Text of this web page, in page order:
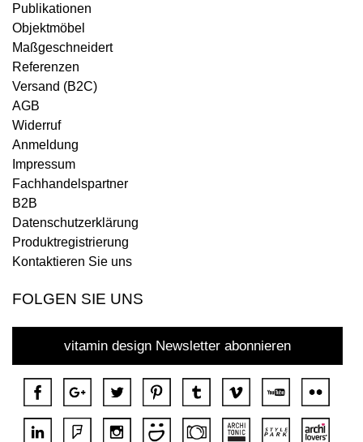
Publikationen
Objektmöbel
Maßgeschneidert
Referenzen
Versand (B2C)
AGB
Widerruf
Anmeldung
Impressum
Fachhandelspartner
B2B
Datenschutzerklärung
Produktregistrierung
Kontaktieren Sie uns
FOLGEN SIE UNS
vitamin design Newsletter abonnieren